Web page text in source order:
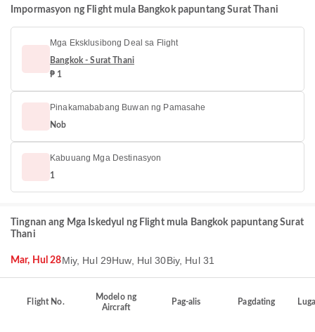
Impormasyon ng Flight mula Bangkok papuntang Surat Thani
Mga Eksklusibong Deal sa Flight
Bangkok - Surat Thani
₱ 1
Pinakamababang Buwan ng Pamasahe
Nob
Kabuuang Mga Destinasyon
1
Tingnan ang Mga Iskedyul ng Flight mula Bangkok papuntang Surat
Thani
Mar, Hul 28Miy, Hul 29Huw, Hul 30Biy, Hul 31
Flight No.
Modelo ng
Aircraft
Pag-alis Pagdating